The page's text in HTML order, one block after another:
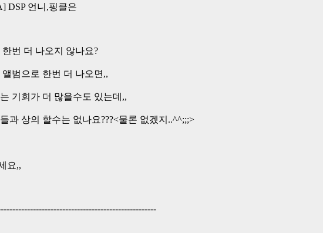
언니,핑클은
번 더 나오지 않나요?
앨범으로 한번 더 나오면,,
기회가 더 많을수도 있는데,,
과 상의 할수는 없나요???<물론 없겠지..^^;;;>
요,,